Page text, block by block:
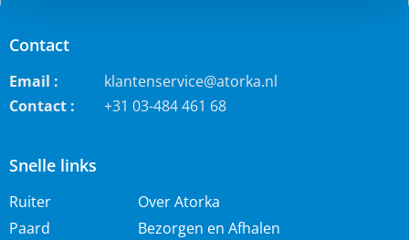
Snelle links
Ruiter
Paard
Over Atorka
Bezorgen en Afhalen
Contact
Email :
klantenservice@atorka.nl
Contact :
+31 03-484 461 68